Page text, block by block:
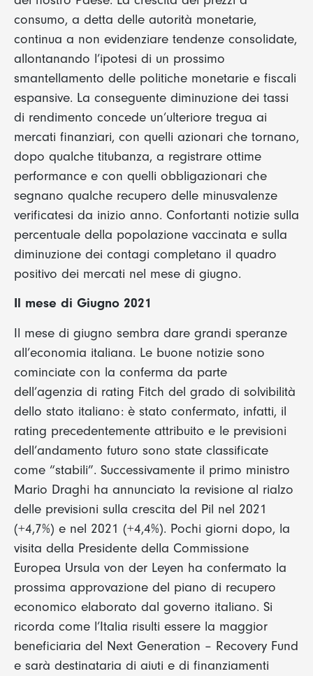
consumo, a detta delle autorità monetarie,
continua a non evidenziare tendenze consolidate,
allontanando l’ipotesi di un prossimo
smantellamento delle politiche monetarie e fiscali
espansive. La conseguente diminuzione dei tassi
di rendimento concede un’ulteriore tregua ai
mercati finanziari, con quelli azionari che tornano,
dopo qualche titubanza, a registrare ottime
performance e con quelli obbligazionari che
segnano qualche recupero delle minusvalenze
verificatesi da inizio anno. Confortanti notizie sulla
percentuale della popolazione vaccinata e sulla
diminuzione dei contagi completano il quadro
positivo dei mercati nel mese di giugno.
Il mese di Giugno 2021
Il mese di giugno sembra dare grandi speranze
all’economia italiana. Le buone notizie sono
cominciate con la conferma da parte
dell’agenzia di rating Fitch del grado di solvibilità
dello stato italiano: è stato confermato, infatti, il
rating precedentemente attribuito e le previsioni
dell’andamento futuro sono state classificate
come “stabili”. Successivamente il primo ministro
Mario Draghi ha annunciato la revisione al rialzo
delle previsioni sulla crescita del Pil nel 2021
(+4,7%) e nel 2021 (+4,4%). Pochi giorni dopo, la
visita della Presidente della Commissione
Europea Ursula von der Leyen ha confermato la
prossima approvazione del piano di recupero
economico elaborato dal governo italiano. Si
ricorda come l’Italia risulti essere la maggior
beneficiaria del Next Generation – Recovery Fund
e sarà destinataria di aiuti e di finanziamenti